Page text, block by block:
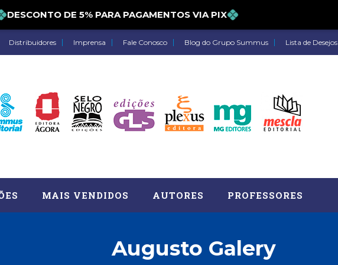
DE 5% PARA PAGAMENTOS VIA PIX
Distribuidores Imprensa Fale Conosco Blog do Grupo Summus Lista de Desejos
Astrologia (27)
MAIS VENDIDOS AUTORES PROFESSORES
Augusto Galery